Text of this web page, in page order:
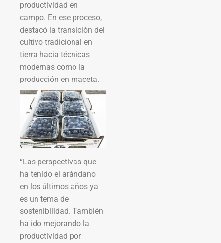
productividad en
campo. En ese proceso,
destacó la transición del
cultivo tradicional en
tierra hacia técnicas
modernas como la
producción en maceta.
“Las perspectivas que
ha tenido el arándano
en los últimos años ya
es un tema de
sostenibilidad. También
ha ido mejorando la
productividad por